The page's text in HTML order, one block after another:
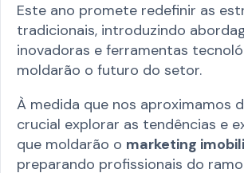
Este ano promete redefinir as
tradicionais, introduzindo
inovadoras e ferramentas
moldarão o futuro do setor.
À medida que nos aproximamos
crucial explorar as tendências e
que moldarão o marketing
preparando profissionais do